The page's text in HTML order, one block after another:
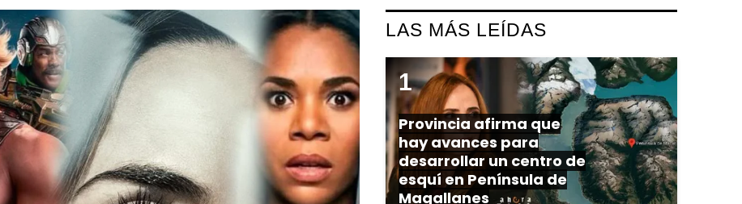
LAS MÁS LEÍDAS
Provincia afirma que
hay avances para
desarrollar un centro de
esquí en Península de
Magallanes